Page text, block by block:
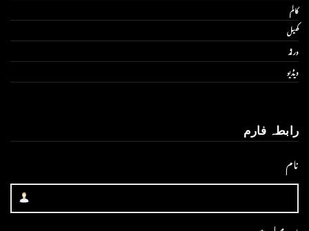
کالم
کھیل
ورلڈ
ویڈیو
رابطہ فارم
نام